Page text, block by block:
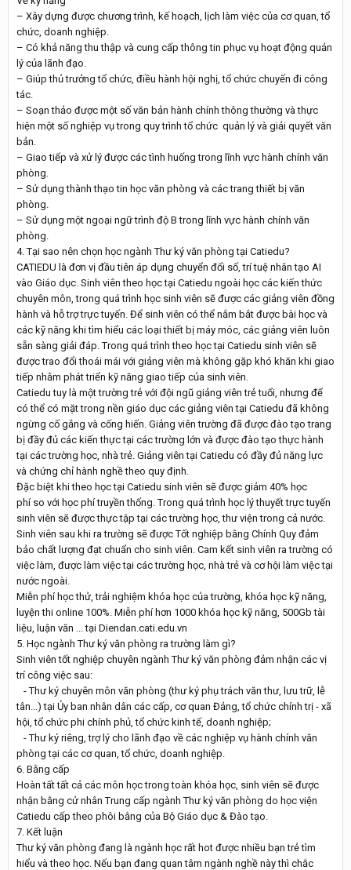
– Xây dựng được chương trình, kế hoạch, lịch làm việc của cơ quan, tổ
chức, doanh nghiệp.
– Có khả năng thu thập và cung cấp thông tin phục vụ hoạt động quản
lý của lãnh đạo.
– Giúp thủ trưởng tổ chức, điều hành hội nghị, tổ chức chuyến đi công
tác.
– Soạn thảo được một số văn bản hành chính thông thường và thực
hiện một số nghiệp vụ trong quy trình tổ chức quản lý và giải quyết văn
bản.
– Giao tiếp và xử lý được các tình huống trong lĩnh vực hành chính văn
phòng.
– Sử dụng thành thạo tin học văn phòng và các trang thiết bị văn
phòng.
– Sử dụng một ngoại ngữ trình độ B trong lĩnh vực hành chính văn
phòng.
4. Tại sao nên chọn học ngành Thư ký văn phòng tại Catiedu?
CATIEDU là đơn vị đầu tiên áp dụng chuyển đổi số, trí tuệ nhân tạo AI
vào Giáo dục. Sinh viên theo học tại Catiedu ngoài học các kiến thức
chuyên môn, trong quá trình học sinh viên sẽ được các giảng viên đồng
hành và hỗ trợ trực tuyến. Để sinh viên có thể nắm bắt được bài học và
các kỹ năng khi tìm hiểu các loại thiết bị máy móc, các giảng viên luôn
sẵn sàng giải đáp. Trong quá trình theo học tại Catiedu sinh viên sẽ
được trao đổi thoái mái với giảng viên mà không gặp khó khăn khi giao
tiếp nhằm phát triển kỹ năng giao tiếp của sinh viên.
Catiedu tuy là một trường trẻ với đội ngũ giảng viên trẻ tuổi, nhưng để
có thể có mặt trong nền giáo dục các giảng viên tại Catiedu đã không
ngừng cố gắng và cống hiến. Giảng viên trường đã được đào tạo trang
bị đầy đủ các kiến thực tại các trường lớn và được đào tạo thực hành
tại các trường học, nhà trẻ. Giảng viên tại Catiedu có đầy đủ năng lực
và chứng chỉ hành nghề theo quy định.
Đặc biệt khi theo học tại Catiedu sinh viên sẽ được giảm 40% học
phí so với học phí truyền thống. Trong quá trình học lý thuyết trực tuyến
sinh viên sẽ được thực tập tại các trường học, thư viện trong cả nước.
Sinh viên sau khi ra trường sẽ được Tốt nghiệp bằng Chính Quy đảm
bảo chất lượng đạt chuẩn cho sinh viên. Cam kết sinh viên ra trường có
việc làm, được làm việc tại các trường học, nhà trẻ và cơ hội làm việc tại
nước ngoài.
Miễn phí học thử, trải nghiệm khóa học của trường, khóa học kỹ năng,
luyện thi online 100%. Miễn phí hơn 1000 khóa học kỹ năng, 500Gb tài
liệu, luận văn ... tại Diendan.cati.edu.vn
5. Học ngành Thư ký văn phòng ra trường làm gì?
Sinh viên tốt nghiệp chuyên ngành Thư ký văn phòng đảm nhận các vị
trí công việc sau:
- Thư ký chuyên môn văn phòng (thư ký phụ trách văn thư, lưu trữ, lễ
tân...) tại Ủy ban nhân dân các cấp, cơ quan Đảng, tổ chức chính trị - xã
hội, tổ chức phi chính phủ, tổ chức kinh tế, doanh nghiệp;
- Thư ký riêng, trợ lý cho lãnh đạo về các nghiệp vụ hành chính văn
phòng tại các cơ quan, tổ chức, doanh nghiệp.
6. Bằng cấp
Hoàn tất tất cả các môn học trong toàn khóa học, sinh viên sẽ được
nhận bằng cử nhân Trung cấp ngành Thư ký văn phòng do học viện
Catiedu cấp theo phôi bằng của Bộ Giáo dục & Đào tạo.
7. Kết luận
Thư ký văn phòng đang là ngành học rất hot được nhiều bạn trẻ tìm
hiểu và theo học. Nếu bạn đang quan tâm ngành nghề này thì chắc